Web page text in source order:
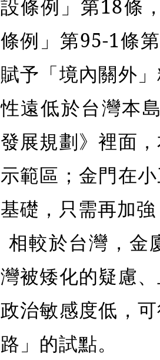
設條例」第18條
條例」第95-1條
賦予「境內關外
性遠低於台灣本
發展規劃》裡面
示範區；金門在
基礎，只需再加
相較於台灣，金
灣被矮化的疑慮
政治敏感度低，
路」的試點。